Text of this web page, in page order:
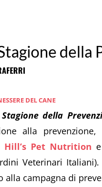
della
DEL CANE
Stagione della
alla prevenzione,
Hill’s Pet Nutrition
Veterinari
alla campagna di